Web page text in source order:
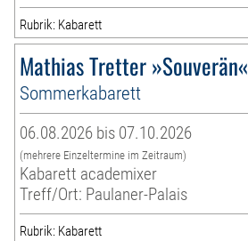
Rubrik: Kabarett
Mathias Tretter »Souverän«
Sommerkabarett
06.08.2026 bis 07.10.2026
(mehrere Einzeltermine im Zeitraum)
Kabarett academixer
Treff/Ort: Paulaner-Palais
Rubrik: Kabarett